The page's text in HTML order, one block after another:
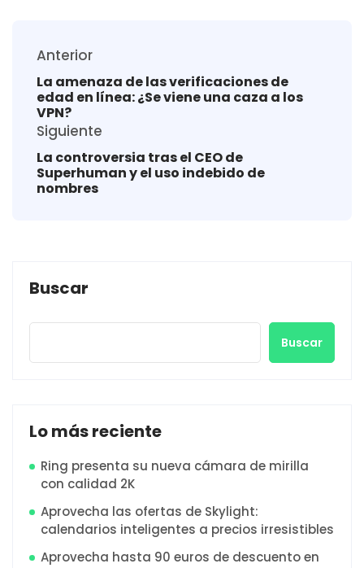
Anterior
La amenaza de las verificaciones de
edad en línea: ¿Se viene una caza a los
VPN?
Siguiente
La controversia tras el CEO de
Superhuman y el uso indebido de
nombres
Buscar
Buscar
Lo más reciente
Ring presenta su nueva cámara de mirilla
con calidad 2K
Aprovecha las ofertas de Skylight:
calendarios inteligentes a precios irresistibles
Aprovecha hasta 90 euros de descuento en